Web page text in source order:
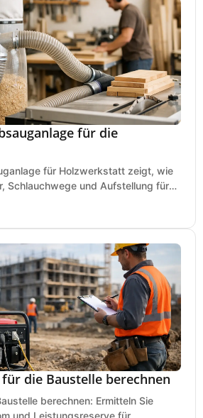
für die
für Holzwerkstatt zeigt, wie
Schlauchwege und Aufstellung für
die Baustelle berechnen
berechnen: Ermitteln Sie
und Leistungsreserve für